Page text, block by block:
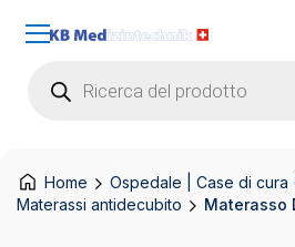
search
Home
Ospedale | Case di cura
Materassi antidecubito
Materasso